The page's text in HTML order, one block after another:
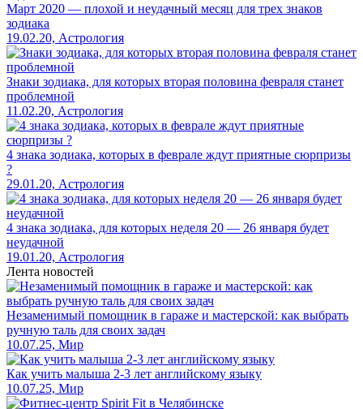
Март 2020 — плохой и неудачный месяц для трех знаков
зодиака
19.02.20, Астрология
Знаки зодиака, для которых вторая половина февраля станет
проблемной
11.02.20, Астрология
4 знака зодиака, которых в феврале ждут приятные сюрпризы
?
29.01.20, Астрология
4 знака зодиака, для которых неделя 20 — 26 января будет
неудачной
19.01.20, Астрология
Лента новостей
Незаменимый помощник в гараже и мастерской: как выбрать
ручную таль для своих задач
10.07.25, Мир
Как учить малыша 2-3 лет английскому языку
10.07.25, Мир